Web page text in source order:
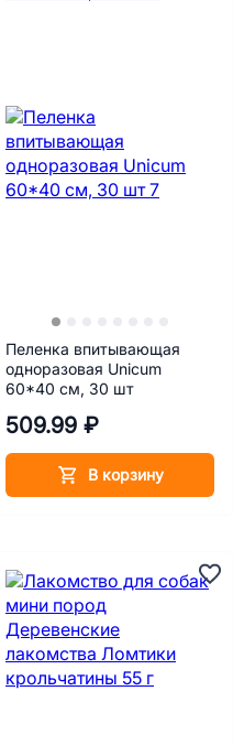
Пеленка впитывающая
одноразовая Unicum
60*40 см, 30 шт
509.99 ₽
В корзину